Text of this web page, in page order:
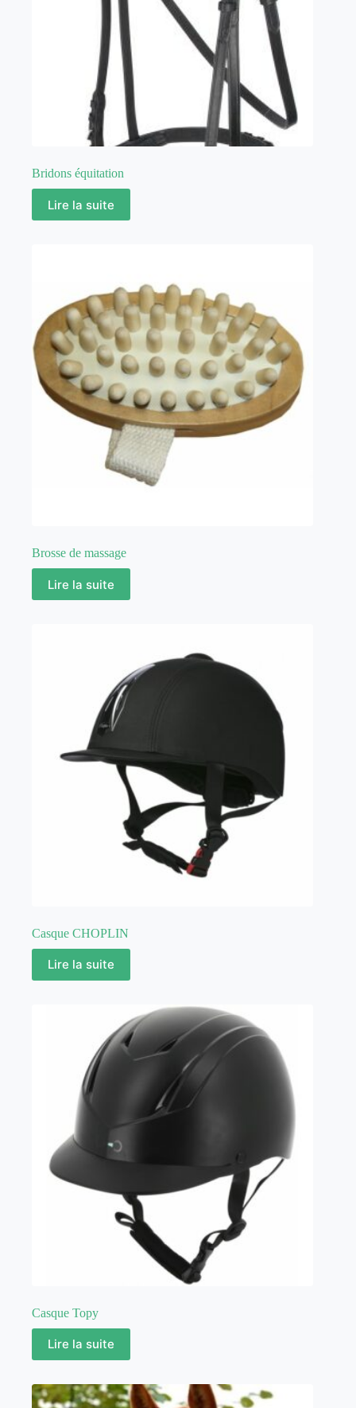
Bridons équitation
Lire la suite
Brosse de massage
Lire la suite
Casque CHOPLIN
Lire la suite
Casque Topy
Lire la suite